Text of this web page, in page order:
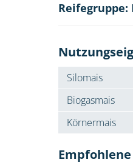
Reifegruppe:
Silomais
Biogasmais
Körnermais